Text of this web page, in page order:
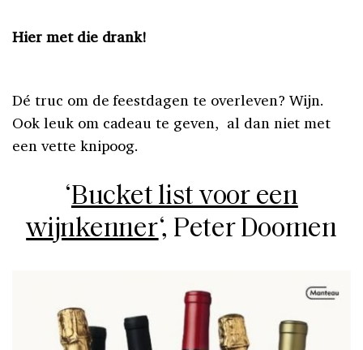
Hier met die drank!
Dé truc om de feestdagen te overleven? Wijn.
Ook leuk om cadeau te geven, al dan niet met
een vette knipoog.
‘Bucket list voor een
wijnkenner‘, Peter Doomen